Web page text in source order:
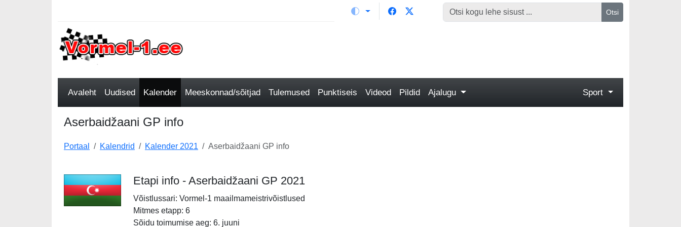
Otsi
Avaleht Uudised Kalender Meeskonnad/sõitjad Tulemused Punktiseis Videod Pildid Ajalugu Sport
Aserbaidžaani GP info
Portaal Kalendrid Kalender 2021 Aserbaidžaani GP info
Etapi info - Aserbaidžaani GP 2021
Võistlussari: Vormel-1 maailmameistrivõistlused
Mitmes etapp: 6
Sõidu toimumise aeg: 6. juuni